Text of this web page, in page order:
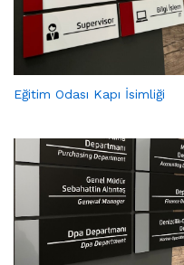
Eğitim Odası Kapı İsimliği